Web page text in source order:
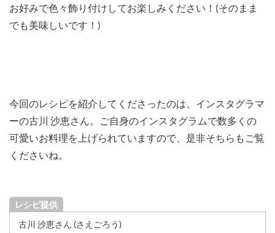
お好みで色々飾り付けしてお楽しみください！(そのまま
でも美味しいです！)
今回のレシピを紹介してくださったのは、インスタグラマ
ーの古川 沙恵さん。ご自身のインスタグラムで数多くの
可愛いお料理を上げられていますので、是非そちらもご覧
くださいね。
レシピ提供
古川 沙恵さん (さえごろう)